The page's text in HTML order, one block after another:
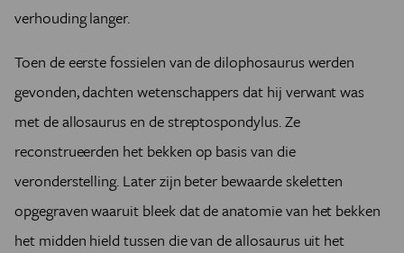
verhouding langer.
Toen de eerste fossielen van de dilophosaurus werden
gevonden, dachten wetenschappers dat hij verwant was
met de allosaurus en de streptospondylus. Ze
reconstrueerden het bekken op basis van die
veronderstelling. Later zijn beter bewaarde skeletten
opgegraven waaruit bleek dat de anatomie van het bekken
het midden hield tussen die van de allosaurus uit het